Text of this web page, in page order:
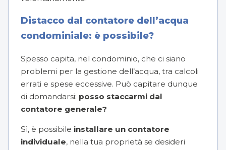
Distacco dal contatore dell’acqua
condominiale: è possibile?
Spesso capita, nel condominio, che ci siano
problemi per la gestione dell’acqua, tra calcoli
errati e spese eccessive. Può capitare dunque
di domandarsi: posso staccarmi dal
contatore generale?
Sì, è possibile installare un contatore
individuale, nella tua proprietà se desideri